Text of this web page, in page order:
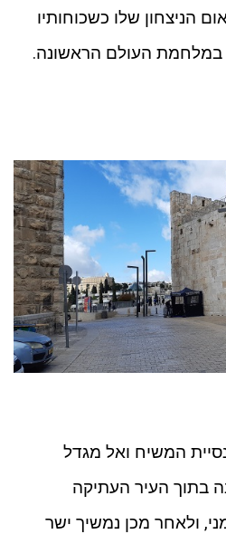
הניצחון שלו כשכוחותיו
העולם הראשונה.
המשיח ואל מגדל
בתוך העיר העתיקה
ולאחר מכן נמשיך ישר